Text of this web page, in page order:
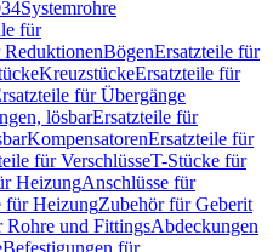
Systemrohre
für
BögenErsatzteile für
KreuzstückeErsatzteile für
für Übergänge
lösbarErsatzteile für
KompensatorenErsatzteile für
für VerschlüsseT-Stücke für
HeizungAnschlüsse für
für HeizungZubehör für Geberit
und FittingsAbdeckungen
Befestigungen für